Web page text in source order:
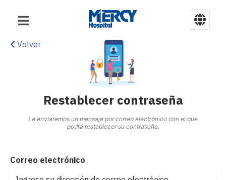
Volver
Restablecer contraseña
Le enviaremos un mensaje por correo electrónico con el que
podrá restablecer su contraseña.
Correo electrónico